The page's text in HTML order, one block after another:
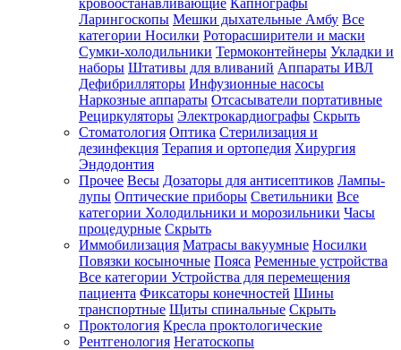
кровоостанавливающие Капнографы
Ларингоскопы Мешки дыхательные Амбу Все
категории Носилки Роторасширители и маски
Сумки-холодильники Термоконтейнеры Укладки и
наборы Штативы для вливаний Аппараты ИВЛ
Дефибрилляторы Инфузионные насосы
Наркозные аппараты Отсасыватели портативные
Рециркуляторы Электрокардиографы Скрыть
Стоматология Оптика Стерилизация и
дезинфекция Терапия и ортопедия Хирургия
Эндодонтия
Прочее Весы Дозаторы для антисептиков Лампы-
лупы Оптические приборы Светильники Все
категории Холодильники и морозильники Часы
процедурные Скрыть
Иммобилизация Матрасы вакуумные Носилки
Повязки косыночные Пояса Ременные устройства
Все категории Устройства для перемещения
пациента Фиксаторы конечностей Шины
транспортные Щиты спинальные Скрыть
Проктология Кресла проктологические
Рентгенология Негатоскопы